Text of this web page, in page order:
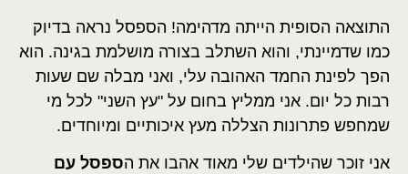
התוצאה הסופית הייתה מדהימה! הספסל נראה בדיוק
כמו שדמיינתי, והוא השתלב בצורה מושלמת בגינה. הוא
הפך לפינת החמד האהובה עלי, ואני מבלה שם שעות
רבות כל יום. אני ממליץ בחום על "עץ השני" לכל מי
שמחפש פתרונות הצללה מעץ איכותיים ומיוחדים.
אני זוכר שהילדים שלי מאוד אהבו את הספסל עם